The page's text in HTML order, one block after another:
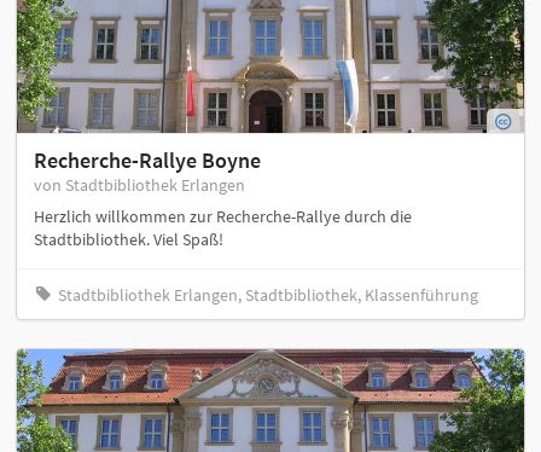
Recherche-Rallye Boyne
von Stadtbibliothek Erlangen
Herzlich willkommen zur Recherche-Rallye durch die
Stadtbibliothek. Viel Spaß!
Stadtbibliothek Erlangen, Stadtbibliothek, Klassenführung